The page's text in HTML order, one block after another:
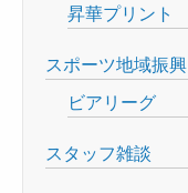
昇華プリント
スポーツ地域振興
ビアリーグ
スタッフ雑談